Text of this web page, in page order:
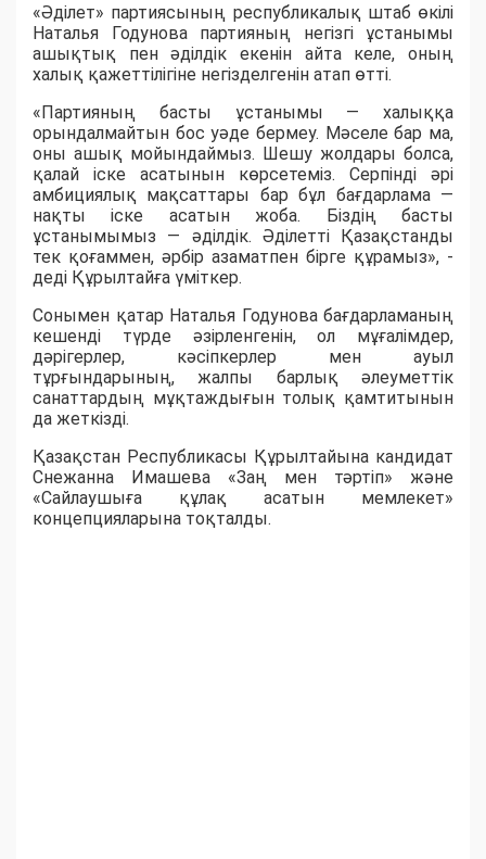
«Әділет» партиясының республикалық штаб өкілі
Наталья Годунова партияның негізгі ұстанымы
ашықтық пен әділдік екенін айта келе, оның
халық қажеттілігіне негізделгенін атап өтті.
«Партияның басты ұстанымы — халыққа
орындалмайтын бос уәде бермеу. Мәселе бар ма,
оны ашық мойындаймыз. Шешу жолдары болса,
қалай іске асатынын көрсетеміз. Серпінді әрі
амбициялық мақсаттары бар бұл бағдарлама —
нақты іске асатын жоба. Біздің басты
ұстанымымыз — әділдік. Әділетті Қазақстанды
тек қоғаммен, әрбір азаматпен бірге құрамыз», -
деді Құрылтайға үміткер.
Сонымен қатар Наталья Годунова бағдарламаның
кешенді түрде әзірленгенін, ол мұғалімдер,
дәрігерлер, кәсіпкерлер мен ауыл
тұрғындарының, жалпы барлық әлеуметтік
санаттардың мұқтаждығын толық қамтитынын
да жеткізді.
Қазақстан Республикасы Құрылтайына кандидат
Снежанна Имашева «Заң мен тәртіп» және
«Сайлаушыға құлақ асатын мемлекет»
концепцияларына тоқталды.